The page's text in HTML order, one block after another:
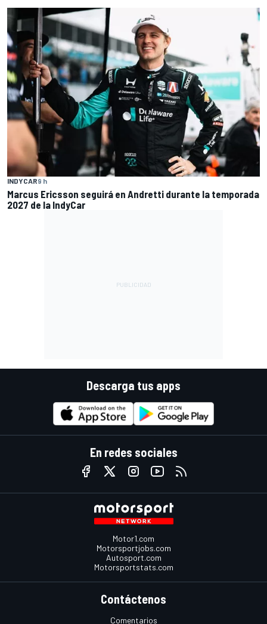
INDYCAR9 h
Marcus Ericsson seguirá en Andretti durante la temporada
2027 de la IndyCar
Descarga tus apps
En redes sociales
Motor1.com
Motorsportjobs.com
Autosport.com
Motorsportstats.com
Contáctenos
Comentarios